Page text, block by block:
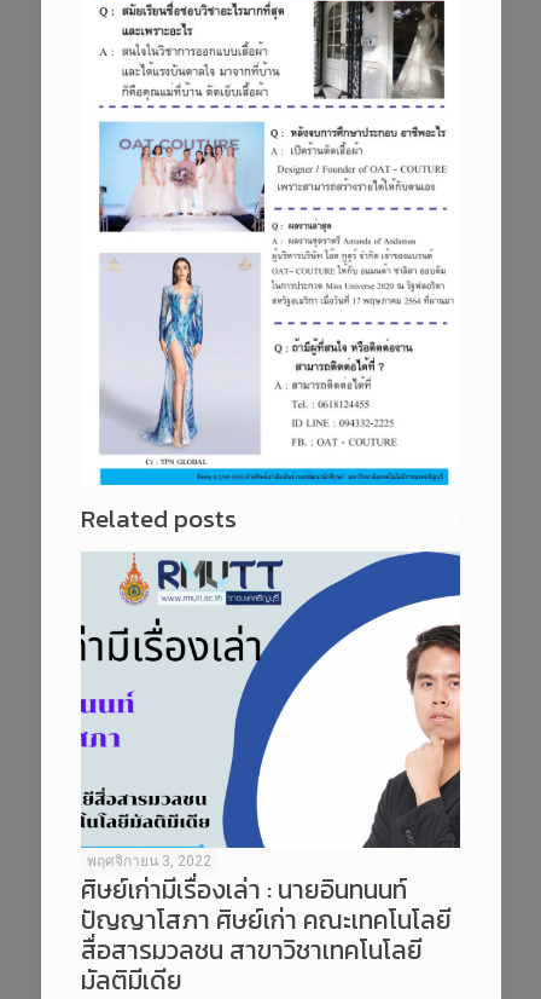
Related posts
พฤศจิกายน 3, 2022
ศิษย์เก่ามีเรื่องเล่า : นายอินทนนท์
ปัญญาโสภา ศิษย์เก่า คณะเทคโนโลยี
สื่อสารมวลชน สาขาวิชาเทคโนโลยี
มัลติมีเดีย